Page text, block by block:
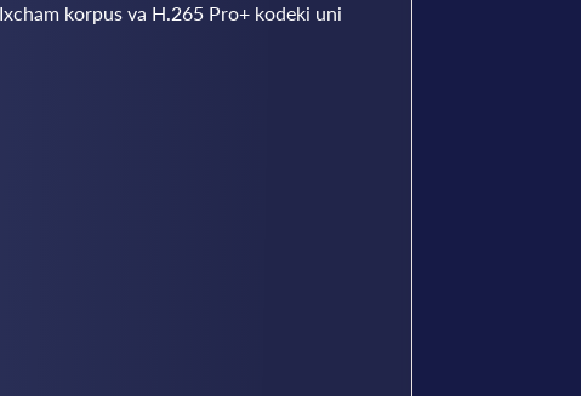
korpus va H.265 Pro+ kodeki uni